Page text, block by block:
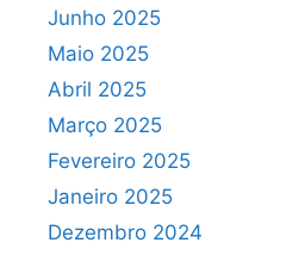
Junho 2025
Maio 2025
Abril 2025
Março 2025
Fevereiro 2025
Janeiro 2025
Dezembro 2024